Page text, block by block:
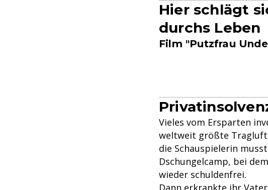
Hier schlägt
durchs Leben
Film "Putzfrau
Vieles vom Ersparten
weltweit größte
die Schauspielerin
Dschungelcamp, bei
wieder schuldenfrei.
Dann erkrankte ihr